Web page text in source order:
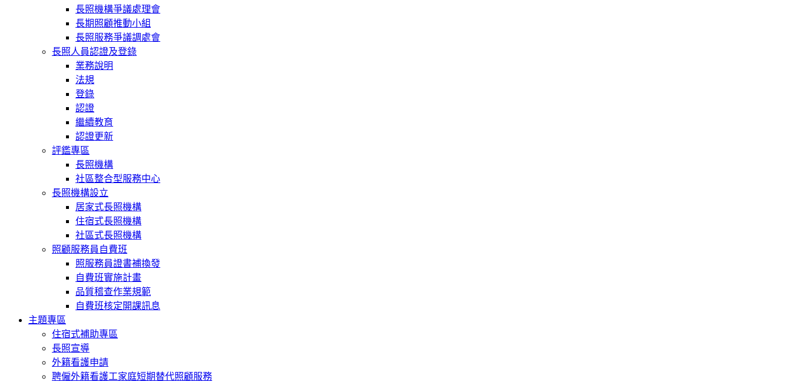
長照機構爭議處理會
長期照顧推動小組
長照服務爭議調處會
長照人員認證及登錄
業務說明
法規
登錄
認證
繼續教育
認證更新
評鑑專區
長照機構
社區整合型服務中心
長照機構設立
居家式長照機構
住宿式長照機構
社區式長照機構
照顧服務員自費班
照服務員證書補換發
自費班實施計畫
品質稽查作業規範
自費班核定開課訊息
主題專區
住宿式補助專區
長照宣導
外籍看護申請
聘僱外籍看護工家庭短期替代照顧服務